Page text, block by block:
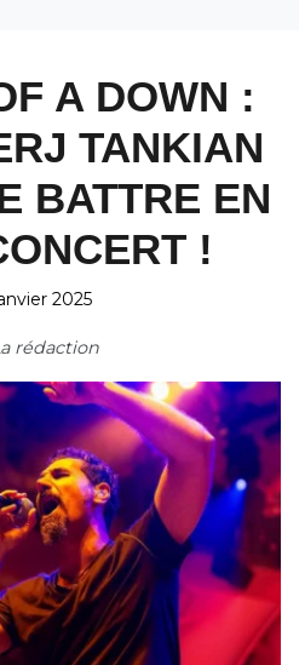
A DOWN :
TANKIAN
BATTRE EN
!
2025
rédaction